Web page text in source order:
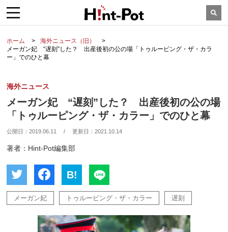
ホーム
海外ニュース（旧）
メーガン妃 “遅刻”した？ 出産後初の公の場「トゥルーピング・ザ・カラ
ー」でのひと幕
海外ニュース
メーガン妃 “遅刻”した？ 出産後初の公の場
「トゥルーピング・ザ・カラー」でのひと幕
公開日：2019.06.11 / 更新日：2021.10.14
著者：Hint-Pot編集部
B!
メーガン妃 トゥルーピング・ザ・カラー 遅刻